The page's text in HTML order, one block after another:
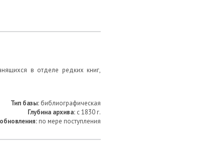
в отделе редких книг,
Тип базы: библиографическая
Глубина архива: с 1830 г.
по мере поступления